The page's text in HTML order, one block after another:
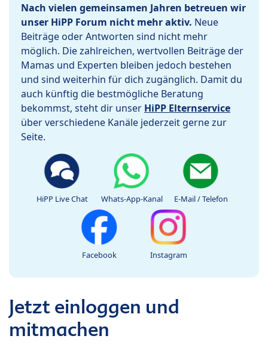
Nach vielen gemeinsamen Jahren betreuen wir
unser HiPP Forum nicht mehr aktiv. Neue
Beiträge oder Antworten sind nicht mehr
möglich. Die zahlreichen, wertvollen Beiträge der
Mamas und Experten bleiben jedoch bestehen
und sind weiterhin für dich zugänglich. Damit du
auch künftig die bestmögliche Beratung
bekommst, steht dir unser HiPP Elternservice
über verschiedene Kanäle jederzeit gerne zur
Seite.
HiPP Live Chat Whats-App-Kanal E-Mail / Telefon
Facebook Instagram
Jetzt einloggen und
mitmachen